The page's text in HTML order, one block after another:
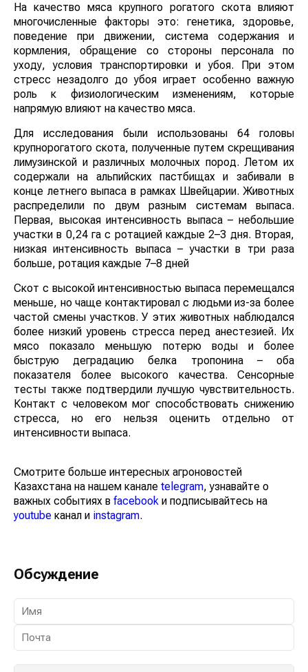
На качество мяса крупного рогатого скота влияют
многочисленные факторы это: генетика, здоровье,
поведение при движении, система содержания и
кормления, обращение со стороны персонала по
уходу, условия транспортировки и убоя. При этом
стресс незадолго до убоя играет особенно важную
роль к физиологическим изменениям, которые
напрямую влияют на качество мяса.
Для исследования были использованы 64 головы
крупнорогатого скота, полученные путем
скрещивания лимузинской и различных молочных
пород. Летом их содержали на альпийских пастбищах
и забивали в конце летнего выпаса в рамках
Швейцарии. Животных распределили по двум разным
системам выпаса. Первая, высокая интенсивность
выпаса – небольшие участки в 0,24 га с ротацией
каждые 2–3 дня. Вторая, низкая интенсивность
выпаса – участки в три раза больше, ротация каждые
Скот с высокой интенсивностью выпаса перемещался
меньше, но чаще контактировал с людьми из-за более
частой смены участков. У этих животных наблюдался
более низкий уровень стресса перед анестезией. Их
мясо показало меньшую потерю воды и более
быструю деградацию белка тропонина – оба
показателя более высокого качества. Сенсорные
тесты также подтвердили лучшую чувствительность.
Контакт с человеком мог способствовать снижению
стресса, но его нельзя оценить отдельно от
Смотрите больше интересных агроновостей
Казахстана на нашем каналеtelegram, узнавайте о
важных событиях вfacebook